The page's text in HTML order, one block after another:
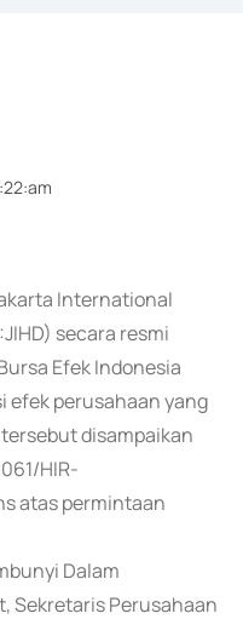
International
secara resmi
Efek Indonesia
efek perusahaan yang
disampaikan
HIR-
atas permintaan
Dalam
Sekretaris Perusahaan